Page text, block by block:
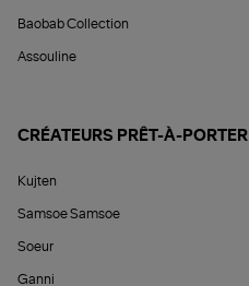
Baobab Collection
Assouline
CRÉATEURS PRÊT-À-PORTER
Kujten
Samsoe Samsoe
Soeur
Ganni